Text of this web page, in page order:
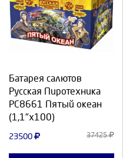
Батарея салютов
Русская Пиротехника
РС8661 Пятый океан
(1,1"х100)
23500 37425
Выберите количество:
Продолжить
Отмена